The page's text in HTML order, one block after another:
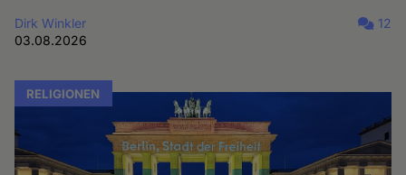
Dirk Winkler
03.08.2026
12
RELIGIONEN